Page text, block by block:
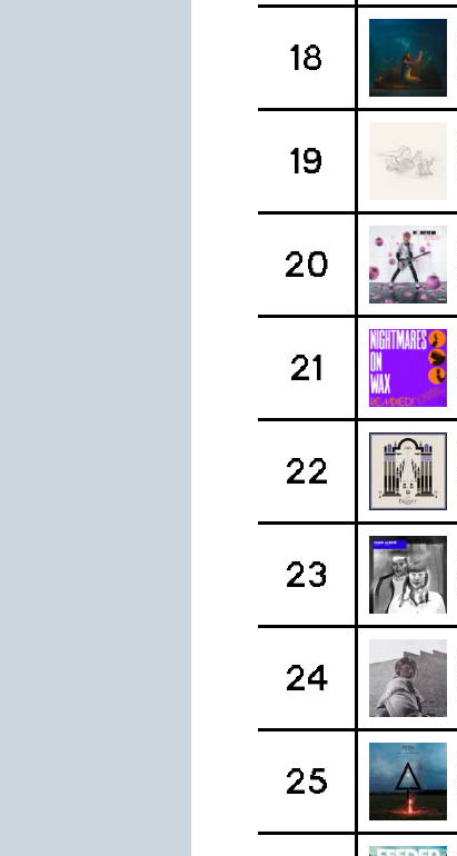
18
19
20
21
22
23
24
25